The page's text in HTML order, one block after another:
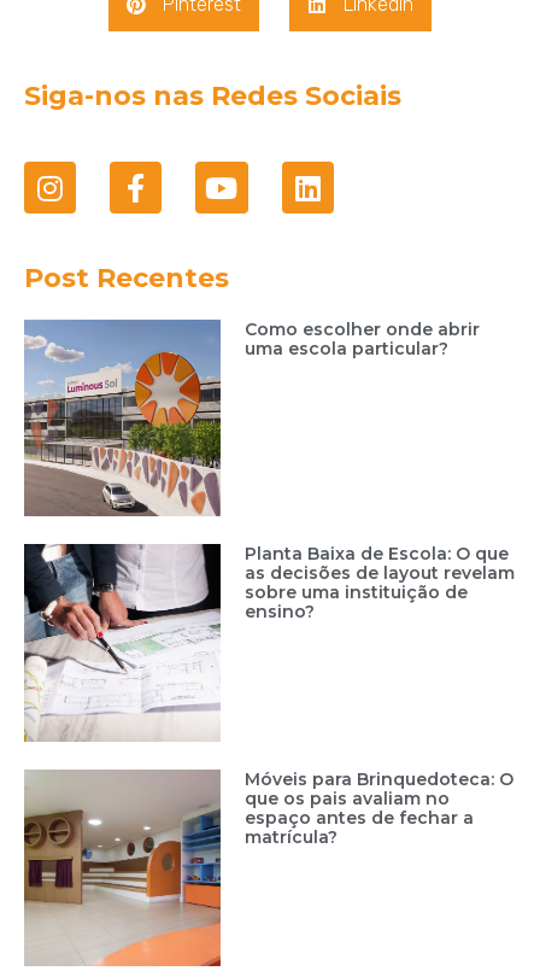
Siga-nos nas Redes Sociais
Post Recentes
Como escolher onde abrir
uma escola particular?
Planta Baixa de Escola: O que
as decisões de layout revelam
sobre uma instituição de
ensino?
Móveis para Brinquedoteca: O
que os pais avaliam no
espaço antes de fechar a
matrícula?